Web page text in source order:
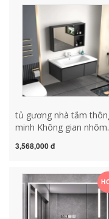
gương thông minh tủ
tủ gương lavabo phòng
tắm tủ gương phòng
tủ gương nhà tắm
minh Không gian nhôm
phòng tắm kết hợp gốm
chậu rửa vệ sinh chậu
chậu rửa gương tủ
tắm tủ gương phòng
3,568,000 đ